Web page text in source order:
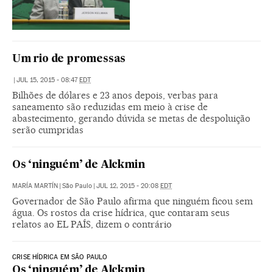
Um rio de promessas
| JUL 15, 2015 - 08:47EDT
Bilhões de dólares e 23 anos depois, verbas para
saneamento são reduzidas em meio à crise de
abastecimento, gerando dúvida se metas de despoluição
serão cumpridas
Os ‘ninguém’ de Alckmin
MARÍA MARTÍN | São Paulo | JUL 12, 2015 - 20:08 EDT
Governador de São Paulo afirma que ninguém ficou sem
água. Os rostos da crise hídrica, que contaram seus
relatos ao EL PAÍS, dizem o contrário
CRISE HÍDRICA EM SÃO PAULO